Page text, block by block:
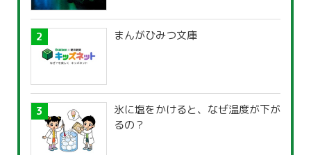
まんがひみつ文庫
氷に塩をかけると、なぜ温度が下が
るの？